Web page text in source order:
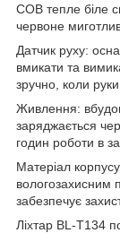
COB тепле біле
червоне
Датчик руху:
вмикати та
зручно, коли руки
Живлення:
заряджається
годин роботи в
Матеріал
вологозахисним
забезпечує
Ліхтар BL-T134